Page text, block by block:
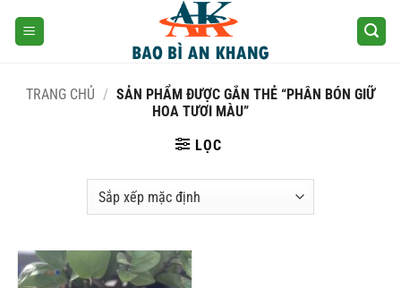
TRANG CHỦ / SẢN PHẨM ĐƯỢC GẮN THẺ “PHÂN BÓN GIỮ
HOA TƯƠI MÀU”
LỌC